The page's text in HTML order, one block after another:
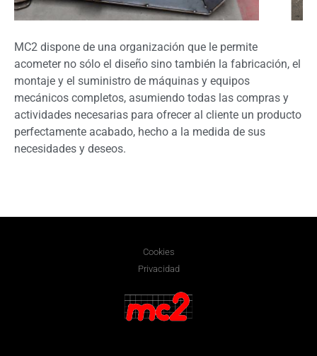
MC2 dispone de una organización que le permite
acometer no sólo el diseño sino también la fabricación, el
montaje y el suministro de máquinas y equipos
mecánicos completos, asumiendo todas las compras y
actividades necesarias para ofrecer al cliente un producto
perfectamente acabado, hecho a la medida de sus
necesidades y deseos.
Cookies
Privacidad